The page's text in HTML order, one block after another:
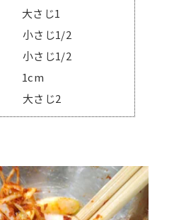
大さじ1
じ1/2
じ1/2
ク 1cm
さじ2